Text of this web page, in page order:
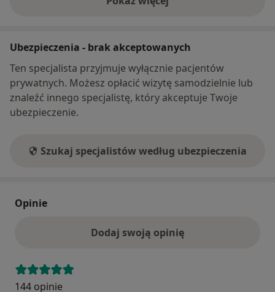
o adresie
Ubezpieczenia - brak akceptowanych
Ten specjalista przyjmuje wyłącznie pacjentów
prywatnych. Możesz opłacić wizytę samodzielnie lub
znaleźć innego specjalistę, który akceptuje Twoje
ubezpieczenie.
Szukaj specjalistów według ubezpieczenia
Opinie
Dodaj swoją opinię
144 opinie